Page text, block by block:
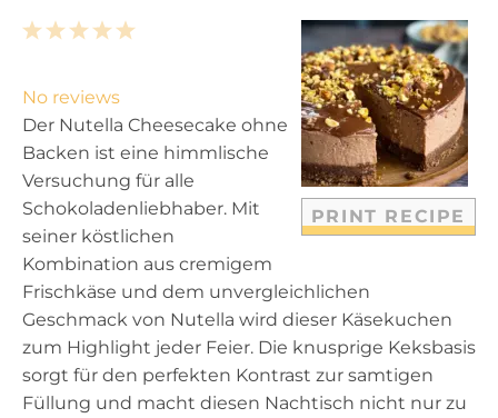
PRINT RECIPE
5
a
r
s
4
t
a
r
s
3
t
a
s
2
t
a
r
s
1
t
a
r
No reviews
Der Nutella Cheesecake ohne
Backen ist eine himmlische
Versuchung für alle
Schokoladenliebhaber. Mit
seiner köstlichen
Kombination aus cremigem
Frischkäse und dem unvergleichlichen
Geschmack von Nutella wird dieser Käsekuchen
zum Highlight jeder Feier. Die knusprige Keksbasis
sorgt für den perfekten Kontrast zur samtigen
Füllung und macht diesen Nachtisch nicht nur zu